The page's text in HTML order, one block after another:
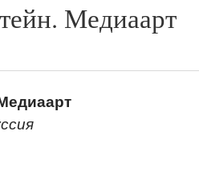
Медиаарт